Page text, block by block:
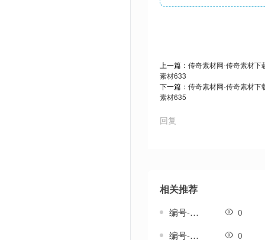
上一篇： 传奇素材网-传奇素材下
素材633
下一篇： 传奇素材网-传奇素材下
素材635
回复
相关推荐
编号-雄浑套-传奇分体剑甲素材 0
编号-雅生涟套-传奇一体剑甲素材 0